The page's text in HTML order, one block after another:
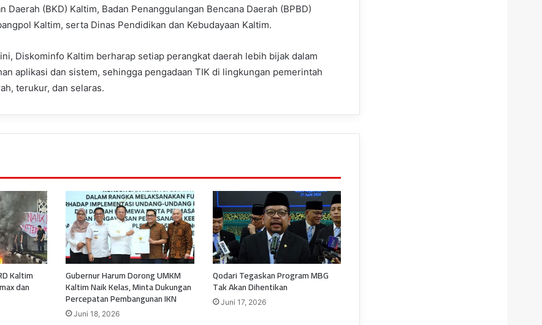
Daerah (BKD) Kaltim, Badan Penanggulangan Bencana Daerah (BPBD)
Kaltim, serta Dinas Pendidikan dan Kebudayaan Kaltim.
Diskominfo Kaltim berharap setiap perangkat daerah lebih bijak dalam
aplikasi dan sistem, sehingga pengadaan TIK di lingkungan pemerintah
terukur, dan selaras.
Kaltim
dan
Gubernur Harum Dorong UMKM
Kaltim Naik Kelas, Minta Dukungan
Percepatan Pembangunan IKN
Juni 18, 2026
Qodari Tegaskan Program MBG
Tak Akan Dihentikan
Juni 17, 2026